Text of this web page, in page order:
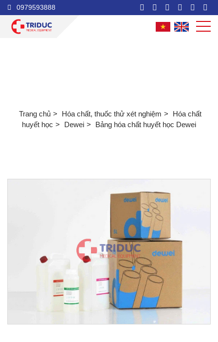
0979593888
Trang chủ Hóa chất, thuốc thử xét nghiệm
Hóa chất
huyết học
Dewei Bảng hóa chất huyết học Dewei